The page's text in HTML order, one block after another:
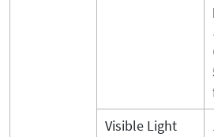
Visible Light